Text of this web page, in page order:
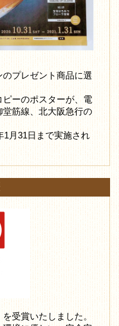
プレゼント商品に選
ーのポスターが、電
筋線、北大阪急行の
1月31日まで実施され
受賞いたしました。